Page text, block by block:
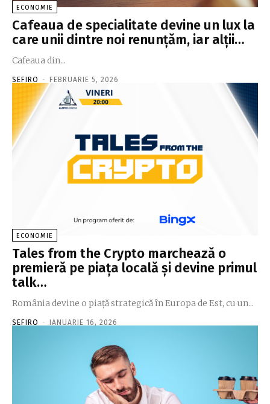
ECONOMIE
Cafeaua de specialitate devine un lux la
care unii dintre noi renunţăm, iar alţii…
Cafeaua din...
SEFIRO - FEBRUARIE 5, 2026
ECONOMIE
Tales from the Crypto marchează o
premieră pe piaţa locală şi devine primul
talk…
România devine o piaţă strategică în Europa de Est, cu un...
SEFIRO - IANUARIE 16, 2026